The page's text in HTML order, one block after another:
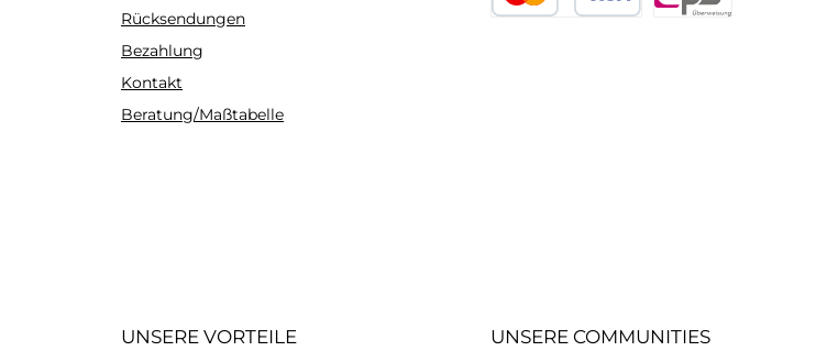
Rücksendungen
Bezahlung
Kontakt
Beratung/Maßtabelle
UNSERE VORTEILE UNSERE COMMUNITIES